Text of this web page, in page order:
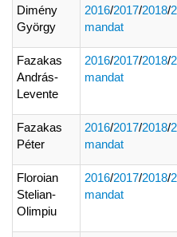
Dimény
György
2016/2017/2018/
mandat
Fazakas
András-
Levente
2016/2017/2018/
mandat
Fazakas
Péter
2016/2017/2018/
mandat
Floroian
Stelian-
Olimpiu
2016/2017/2018/
mandat